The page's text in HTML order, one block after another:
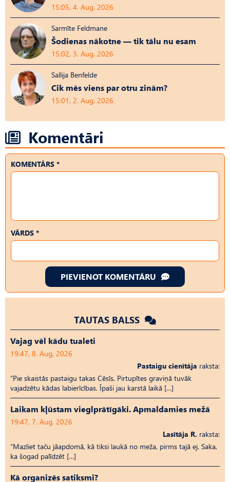
15:05, 4. Aug, 2026
Sarmīte Feldmane
Šodienas nākotne — tik tālu nu esam
15:02, 3. Aug, 2026
Sallija Benfelde
Cik mēs viens par otru zinām?
15:01, 2. Aug, 2026
Komentāri
KOMENTĀRS *
VĀRDS *
PIEVIENOT KOMENTĀRU
TAUTAS BALSS
Vajag vēl kādu tualeti
19:47, 8. Aug, 2026
Pastaigu cienītāja raksta:
“Pie skaistās pastaigu takas Cēsīs, Pirtupītes graviņā tuvāk
vajadzētu kādas labierīcības. Īpaši jau karstā laikā […]
Laikam kļūstam vieglprātīgāki. Apmaldamies mežā
19:47, 7. Aug, 2026
Lasītāja R. raksta:
“Mazliet taču jāapdomā, kā tiksi laukā no meža, pirms tajā ej. Saka,
ka šogad palīdzēt […]
Kā organizēs satiksmi?